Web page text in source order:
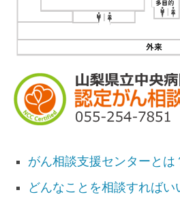
がん相談支援センターとは
どんなことを相談すればい